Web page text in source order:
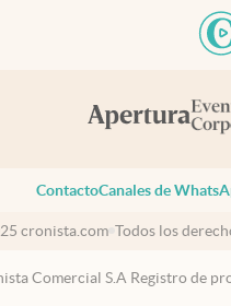
ContactoCanales de
cronista.com Todos los
Comercial S.A Registro de